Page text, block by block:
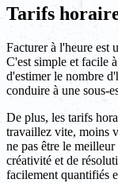
Tarifs
Facturer à l'heure est
C'est simple et facile
d'estimer le nombre
conduire à une sous-
De plus, les tarifs
travaillez vite, moins
ne pas être le
créativité et de
facilement quantifiés